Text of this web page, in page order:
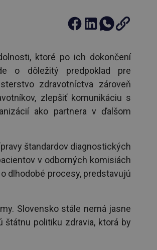
ktoré po ich dokončení
o dôležitý predpoklad pre
zdravotníctva zároveň
zlepšiť komunikáciu s
ako partnera v ďalšom
štandardov diagnostických
v odborných komisiách
dlhodobé procesy, predstavujú
Slovensko stále nemá jasne
štátnu politiku zdravia, ktorá by